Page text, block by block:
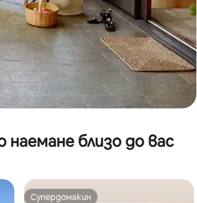
близо до вас
Супердомакин